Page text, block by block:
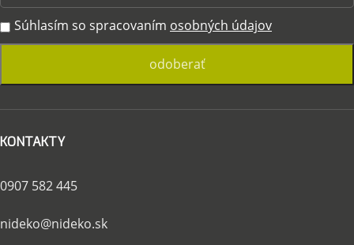
Súhlasím so spracovaním osobných údajov
KONTAKTY
0907 582 445
nideko@nideko.sk